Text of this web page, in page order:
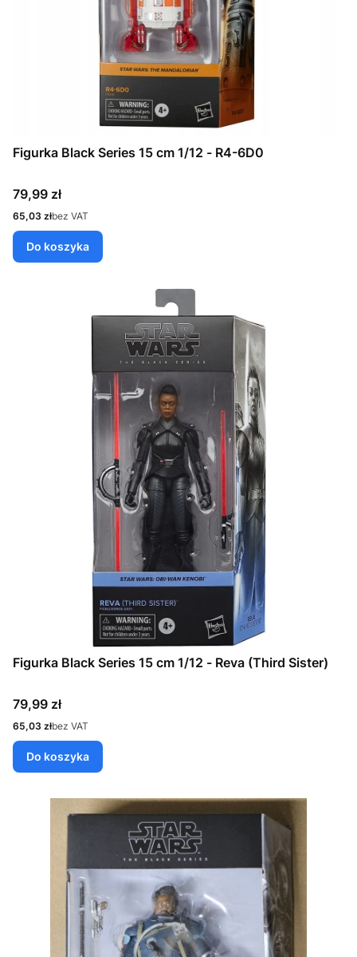
Figurka Black Series 15 cm 1/12 - R4-6D0
Cena
79,99 zł
Cena
65,03 złbez VAT
Do koszyka
Figurka Black Series 15 cm 1/12 - Reva (Third Sister)
Cena
79,99 zł
Cena
65,03 złbez VAT
Do koszyka